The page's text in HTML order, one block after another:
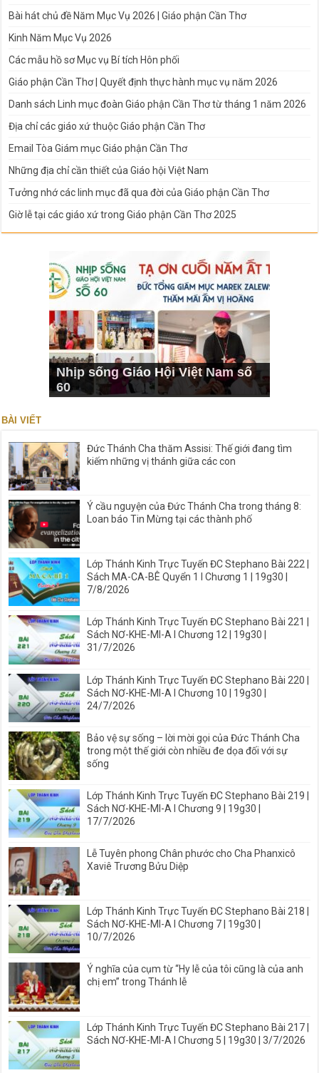
Bài hát chủ đề Năm Mục Vụ 2026 | Giáo phận Cần Thơ
Kinh Năm Mục Vụ 2026
Các mẫu hồ sơ Mục vụ Bí tích Hôn phối
Giáo phận Cần Thơ | Quyết định thực hành mục vụ năm 2026
Danh sách Linh mục đoàn Giáo phận Cần Thơ từ tháng 1 năm 2026
Địa chỉ các giáo xứ thuộc Giáo phận Cần Thơ
Email Tòa Giám mục Giáo phận Cần Thơ
Những địa chỉ cần thiết của Giáo hội Việt Nam
Tưởng nhớ các linh mục đã qua đời của Giáo phận Cần Thơ
Giờ lễ tại các giáo xứ trong Giáo phận Cần Thơ 2025
Nhịp sống Giáo Hội Việt Nam số
60
BÀI VIẾT
Đức Thánh Cha thăm Assisi: Thế giới đang tìm
kiếm những vị thánh giữa các con
Ý cầu nguyện của Đức Thánh Cha trong tháng 8:
Loan báo Tin Mừng tại các thành phố
Lớp Thánh Kinh Trực Tuyến ĐC Stephano Bài 222 |
Sách MA-CA-BÊ Quyển 1 I Chương 1 | 19g30 |
7/8/2026
Lớp Thánh Kinh Trực Tuyến ĐC Stephano Bài 221 |
Sách NƠ-KHE-MI-A I Chương 12 | 19g30 |
31/7/2026
Lớp Thánh Kinh Trực Tuyến ĐC Stephano Bài 220 |
Sách NƠ-KHE-MI-A I Chương 10 | 19g30 |
24/7/2026
Bảo vệ sự sống – lời mời gọi của Đức Thánh Cha
trong một thế giới còn nhiều đe dọa đối với sự
sống
Lớp Thánh Kinh Trực Tuyến ĐC Stephano Bài 219 |
Sách NƠ-KHE-MI-A I Chương 9 | 19g30 |
17/7/2026
Lễ Tuyên phong Chân phước cho Cha Phanxicô
Xaviê Trương Bửu Diệp
Lớp Thánh Kinh Trực Tuyến ĐC Stephano Bài 218 |
Sách NƠ-KHE-MI-A I Chương 7 | 19g30 |
10/7/2026
Ý nghĩa của cụm từ “Hy lễ của tôi cũng là của anh
chị em” trong Thánh lễ
Lớp Thánh Kinh Trực Tuyến ĐC Stephano Bài 217 |
Sách NƠ-KHE-MI-A I Chương 5 | 19g30 | 3/7/2026